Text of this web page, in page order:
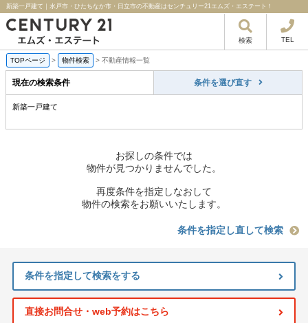
新築一戸建て｜水戸市・ひたちなか市・日立市の不動産はセンチュリー21エムズ・エステート！
検索 TEL
TOPページ > 物件検索 > 不動産情報一覧
現在の検索条件 条件を選び直す
新築一戸建て
お探しの条件では
物件が見つかりませんでした。
再度条件を指定しなおして
物件の検索をお願いいたします。
条件を指定し直して検索
条件を指定して検索をする
直接お問合せ・web予約はこちら